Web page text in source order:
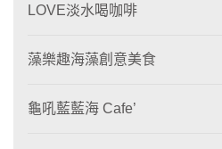
LOVE淡水喝咖啡
藻樂趣海藻創意美食
龜吼藍藍海 Cafe’